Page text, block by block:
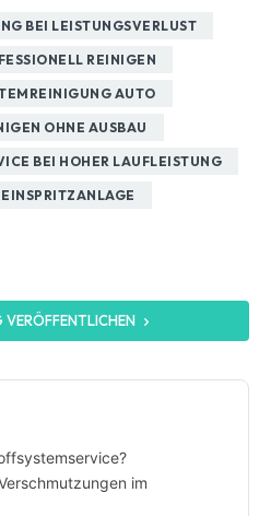
BEI LEISTUNGSVERLUST
REINIGEN
AUTO
OHNE AUSBAU
BEI HOHER LAUFLEISTUNG
im